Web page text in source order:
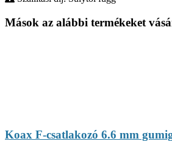
Mások az alábbi termékeket
Koax F-csatlakozó 6.6 mm